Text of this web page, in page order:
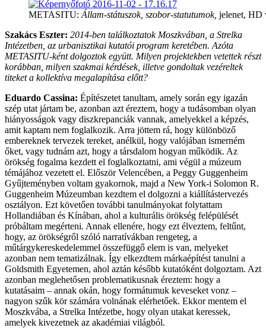
METASITU: Állam-státuszok, szobor-statutumok, jelenet, HD
Szakács Eszter: 2014-ben találkoztatok Moszkvában, a Strelka
Intézetben, az urbanisztikai kutatói program keretében. Azóta
METASITU-ként dolgoztok együtt. Milyen projektekben vetettek részt
korábban, milyen szakmai kérdések, illetve gondoltak vezéreltek
titeket a kollektíva megalapítása előtt?
Eduardo Cassina: Építészetet tanultam, amely során egy igazán
szép utat jártam be, azonban azt éreztem, hogy a tudásomban olyan
hiányosságok vagy diszkrepanciák vannak, amelyekkel a képzés,
amit kaptam nem foglalkozik. Arra jöttem rá, hogy különböző
embereknek tervezek tereket, anélkül, hogy valójában ismerném
őket, vagy tudnám azt, hogy a társdalom hogyan működik. Az
örökség fogalma kezdett el foglalkoztatni, ami végül a múzeum
témájához vezetett el. Először Velencében, a Peggy Guggenheim
Gyűjteményben voltam gyakornok, majd a New York-i Solomon R.
Guggenheim Múzeumban kezdtem el dolgozni a kiállítástervezés
osztályon. Ezt követően további tanulmányokat folytattam
Hollandiában és Kínában, ahol a kulturális örökség felépülését
próbáltam megérteni. Annak ellenére, hogy ezt élveztem, feltűnt,
hogy, az örökségről szóló narratívákban rengeteg, a
műtárgykereskedelemmel összefüggő elem is van, melyeket
azonban nem tematizálnak. Így elkezdtem márkaépítést tanulni a
Goldsmith Egyetemen, ahol aztán később kutatóként dolgoztam. Azt
azonban meglehetősen problematikusnak éreztem: hogy a
kutatásaim – annak okán, hogy formátumuk keveseket vonz –
nagyon szűk kör számára volnának elérhetőek. Ekkor mentem el
Moszkvába, a Strelka Intézetbe, hogy olyan utakat keressek,
amelyek kivezetnek az akadémiai világból.